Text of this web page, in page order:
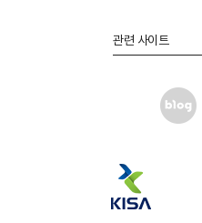
관련 사이트